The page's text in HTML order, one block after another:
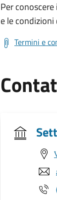
Per
e le condizioni
Termini e